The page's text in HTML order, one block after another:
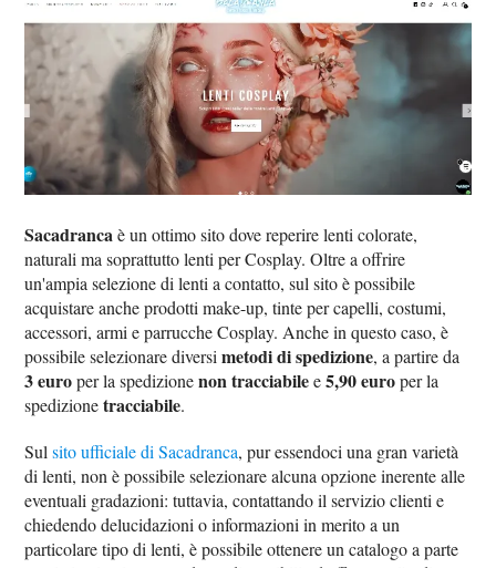
Sacadrancaè un ottimo sito dove reperire lenti colorate,
naturali ma soprattutto lenti per Cosplay. Oltre a offrire
un'ampia selezione di lenti a contatto, sul sito è possibile
acquistare anche prodotti make-up, tinte per capelli, costumi,
accessori, armi e parrucche Cosplay. Anche in questo caso, è
possibile selezionare diversimetodi di spedizione, a partire da
3 europer la spedizionenon tracciabilee5,90 europer la
spedizionetracciabile.
Sulsito ufficiale di Sacadranca, pur essendoci una gran varietà
di lenti, non è possibile selezionare alcuna opzione inerente alle
eventuali gradazioni: tuttavia, contattando il servizio clienti e
chiedendo delucidazioni o informazioni in merito a un
particolare tipo di lenti, è possibile ottenere un catalogo a parte